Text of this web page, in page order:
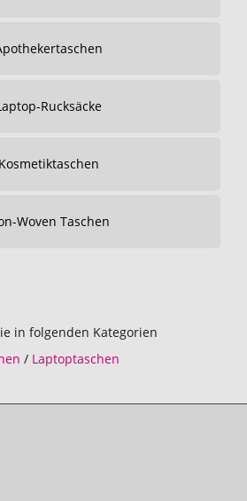
Rucksäcke
Kosmetiktaschen
Woven Taschen
in folgenden Kategorien
/ Laptoptaschen